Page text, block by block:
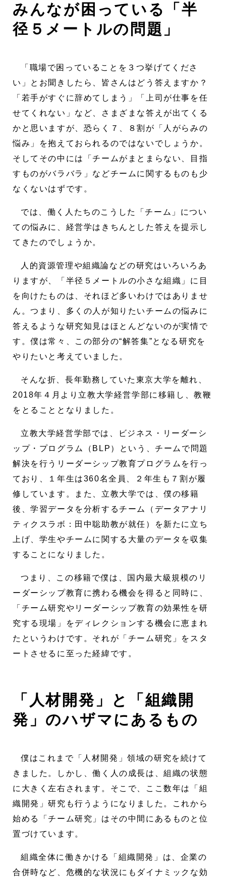
みんなが困っている「半
径５メートルの問題」
「職場で困っていることを３つ挙げてくださ
い」とお聞きしたら、皆さんはどう答えますか？
「若手がすぐに辞めてしまう」「上司が仕事を任
せてくれない」など、さまざまな答えが出てくる
かと思いますが、恐らく７、８割が「人がらみの
悩み」を抱えておられるのではないでしょうか。
そしてその中には「チームがまとまらない、目指
すものがバラバラ」などチームに関するものも少
なくないはずです。
では、働く人たちのこうした「チーム」につい
ての悩みに、経営学はきちんとした答えを提示し
てきたのでしょうか。
人的資源管理や組織論などの研究はいろいろあ
りますが、「半径５メートルの小さな組織」に目
を向けたものは、それほど多いわけではありませ
ん。つまり、多くの人が知りたいチームの悩みに
答えるような研究知見はほとんどないのが実情で
す。僕は常々、この部分の“解答集”となる研究を
やりたいと考えていました。
そんな折、長年勤務していた東京大学を離れ、
2018年４月より立教大学経営学部に移籍し、教鞭
をとることとなりました。
立教大学経営学部では、ビジネス・リーダーシ
ップ・プログラム（BLP）という、チームで問題
解決を行うリーダーシップ教育プログラムを行っ
ており、１年生は360名全員、２年生も７割が履
修しています。また、立教大学では、僕の移籍
後、学習データを分析するチーム（データアナリ
ティクスラボ：田中聡助教が就任）を新たに立ち
上げ、学生やチームに関する大量のデータを収集
することになりました。
つまり、この移籍で僕は、国内最大級規模のリ
ーダーシップ教育に携わる機会を得ると同時に、
「チーム研究やリーダーシップ教育の効果性を研
究する現場」をディレクションする機会に恵まれ
たというわけです。それが「チーム研究」をスタ
ートさせるに至った経緯です。
「人材開発」と「組織開
発」のハザマにあるもの
僕はこれまで「人材開発」領域の研究を続けて
きました。しかし、働く人の成長は、組織の状態
に大きく左右されます。そこで、ここ数年は「組
織開発」研究も行うようになりました。これから
始める「チーム研究」はその中間にあるものと位
置づけています。
組織全体に働きかける「組織開発」は、企業の
合併時など、危機的な状況にもダイナミックな効